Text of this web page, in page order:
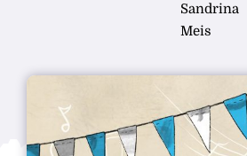
Sandrina
Meis